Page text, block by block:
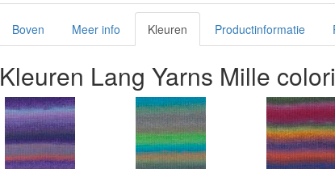
Boven Meer info Kleuren Productinformatie
Kleuren Lang Yarns Mille